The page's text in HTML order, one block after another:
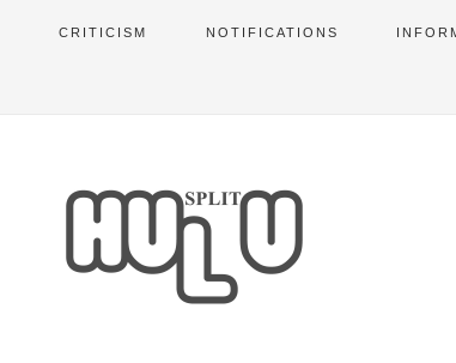
CRITICISM NOTIFICATIONS